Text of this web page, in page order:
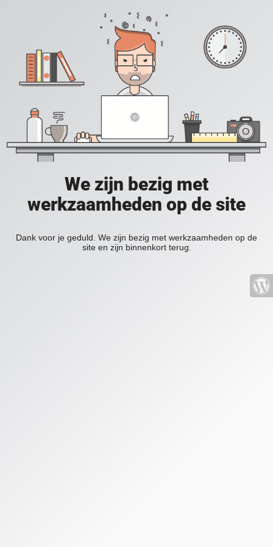
We zijn bezig met
werkzaamheden op de site
Dank voor je geduld. We zijn bezig met werkzaamheden op de
site en zijn binnenkort terug.